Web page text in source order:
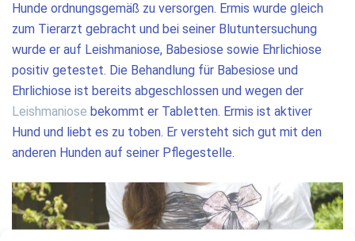
Hunde ordnungsgemäß zu versorgen. Ermis wurde gleich
zum Tierarzt gebracht und bei seiner Blutuntersuchung
wurde er auf Leishmaniose, Babesiose sowie Ehrlichiose
positiv getestet. Die Behandlung für Babesiose und
Ehrlichiose ist bereits abgeschlossen und wegen der
Leishmaniose bekommt er Tabletten. Ermis ist aktiver
Hund und liebt es zu toben. Er versteht sich gut mit den
anderen Hunden auf seiner Pflegestelle.